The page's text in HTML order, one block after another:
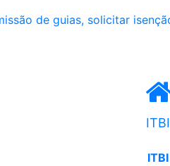
de guias, solicitar
ITBI
ITBI